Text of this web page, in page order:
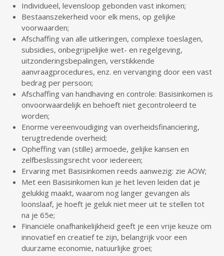
Individueel, levensloop gebonden vast inkomen;
Bestaanszekerheid voor elk mens, op gelijke
voorwaarden;
Afschaffing van alle uitkeringen, complexe toeslagen,
subsidies, onbegrijpelijke wet- en regelgeving,
uitzonderingsbepalingen, verstikkende
aanvraagprocedures, enz. en vervanging door een vast
bedrag per persoon;
Afschaffing van handhaving en controle: Basisinkomen is
onvoorwaardelijk en behoeft niet gecontroleerd te
worden;
Enorme vereenvoudiging van overheidsfinanciering,
terugtredende overheid;
Opheffing van (stille) armoede, gelijke kansen en
zelfbeslissingsrecht voor iedereen;
Ervaring met Basisinkomen reeds aanwezig: zie AOW;
Met een Basisinkomen kun je het leven leiden dat je
gelukkig maakt, waarom nog langer gevangen als
loonslaaf, je hoeft je geluk niet meer uit te stellen tot
na je 65e;
Financiële onafhankelijkheid geeft je een vrije keuze om
innovatief en creatief te zijn, belangrijk voor een
duurzame economie, natuurlijke groei;